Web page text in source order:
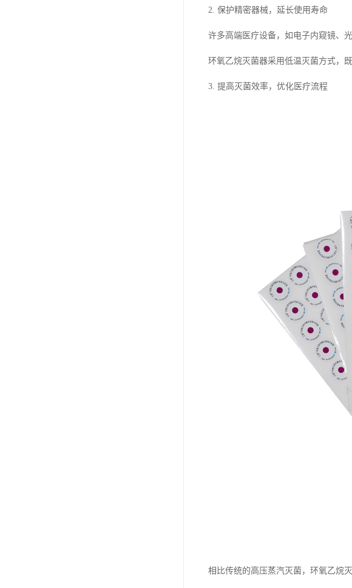
2. 保护精密器械，延长使用寿命
许多高端医疗设备，如电子内窥镜、
环氧乙烷灭菌器采用低温灭菌方式，
3. 提高灭菌效率，优化医疗流程
相比传统的高压蒸汽灭菌，环氧乙烷